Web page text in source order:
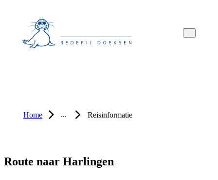
Overslaan
naar
hoofdnavigatie
Overslaan
naar
hoofdinhoud
Overslaan
naar
voettekstinhoud
Home ... Reisinformatie
Route naar Harlingen